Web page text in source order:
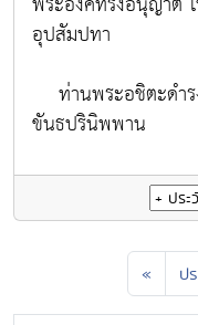
อุปสัมปทา
ท่านพระอชิตะดำ
ขันธปรินิพพาน
« ป